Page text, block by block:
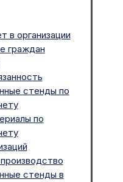
в организации
граждан
стенды по
по
стенды в